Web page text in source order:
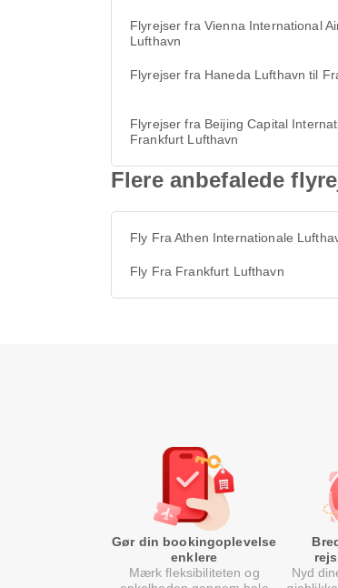
Flyrejser fra Vienna International
Lufthavn
Flyrejser fra Haneda Lufthavn til
Flyrejser fra Beijing Capital
Frankfurt Lufthavn
Flere anbefalede
Fly Fra Athen Internationale
Fly Fra Frankfurt Lufthavn
Gør din bookingoplevelse
enklere
Mærk fleksibiliteten og
Nyd